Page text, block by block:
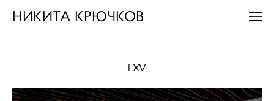
НИКИТА КРЮЧКОВ
LXV